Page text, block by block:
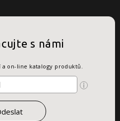
s námi
on-line katalogy produktů.